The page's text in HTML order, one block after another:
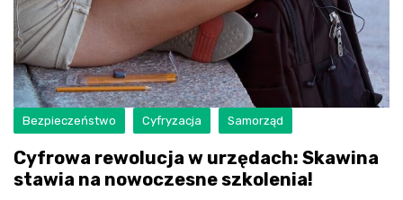
Bezpieczeństwo Cyfryzacja Samorząd
Cyfrowa rewolucja w urzędach: Skawina
stawia na nowoczesne szkolenia!